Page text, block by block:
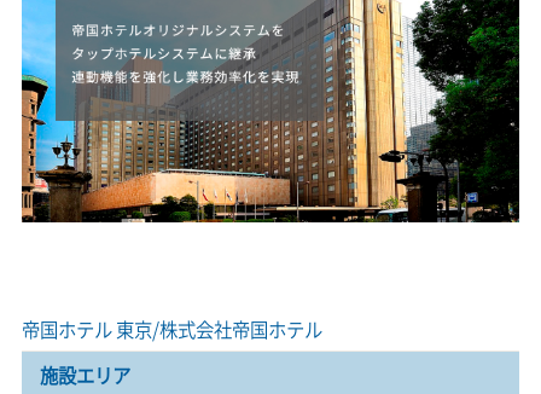
帝国ホテル 東京/株式会社帝国ホテル
施設エリア